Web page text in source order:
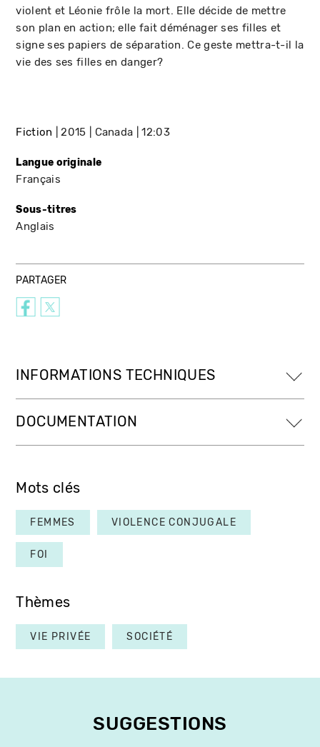
violent et Léonie frôle la mort. Elle décide de mettre
son plan en action; elle fait déménager ses filles et
signe ses papiers de séparation. Ce geste mettra-t-il la
vie des ses filles en danger?
Fiction 2015 Canada 12:03
Langue originale
Français
Sous-titres
Anglais
PARTAGER
INFORMATIONS TECHNIQUES
DOCUMENTATION
Mots clés
FEMMES VIOLENCE CONJUGALE
FOI
Thèmes
VIE PRIVÉE SOCIÉTÉ
SUGGESTIONS